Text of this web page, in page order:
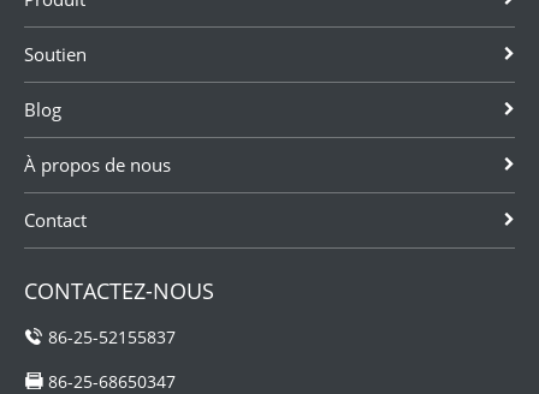
Soutien
Blog
À propos de nous
Contact
CONTACTEZ-NOUS
86-25-52155837
86-25-68650347